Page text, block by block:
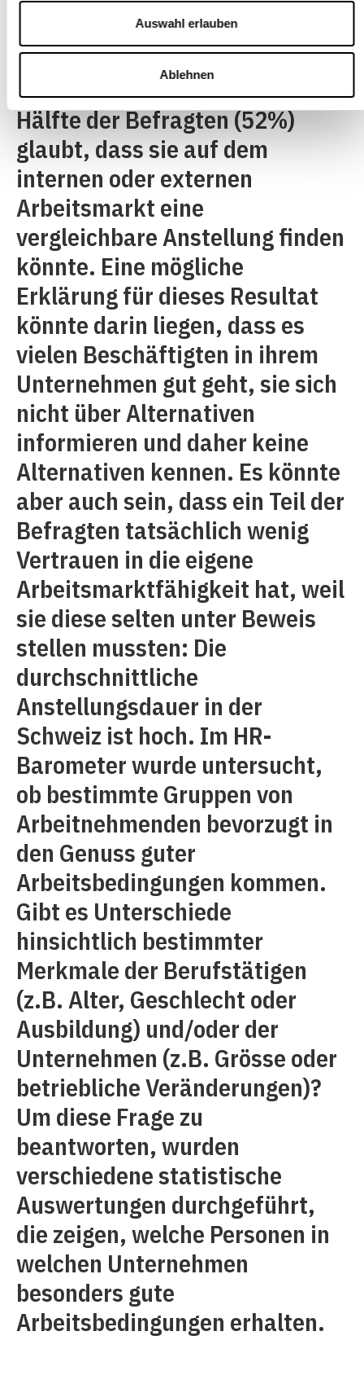
Auswahl erlauben
Ablehnen
Arbeitsbedingungen wird die
Arbeitsmarktfähigkeit weniger
positiv eingeschätzt. Nur die
Hälfte der Befragten (52%)
glaubt, dass sie auf dem
internen oder externen
Arbeitsmarkt eine
vergleichbare Anstellung finden
könnte. Eine mögliche
Erklärung für dieses Resultat
könnte darin liegen, dass es
vielen Beschäftigten in ihrem
Unternehmen gut geht, sie sich
nicht über Alternativen
informieren und daher keine
Alternativen kennen. Es könnte
aber auch sein, dass ein Teil der
Befragten tatsächlich wenig
Vertrauen in die eigene
Arbeitsmarktfähigkeit hat, weil
sie diese selten unter Beweis
stellen mussten: Die
durchschnittliche
Anstellungsdauer in der
Schweiz ist hoch. Im HR-
Barometer wurde untersucht,
ob bestimmte Gruppen von
Arbeitnehmenden bevorzugt in
den Genuss guter
Arbeitsbedingungen kommen.
Gibt es Unterschiede
hinsichtlich bestimmter
Merkmale der Berufstätigen
(z.B. Alter, Geschlecht oder
Ausbildung) und/oder der
Unternehmen (z.B. Grösse oder
betriebliche Veränderungen)?
Um diese Frage zu
beantworten, wurden
verschiedene statistische
Auswertungen durchgeführt,
die zeigen, welche Personen in
welchen Unternehmen
besonders gute
Arbeitsbedingungen erhalten.